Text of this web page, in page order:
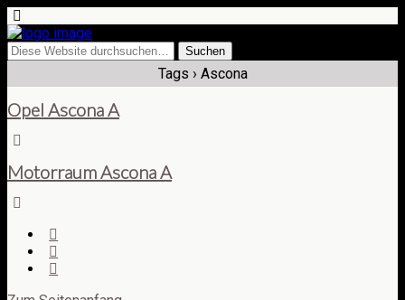
Tags › Ascona
Opel Ascona A
Motorraum Ascona A